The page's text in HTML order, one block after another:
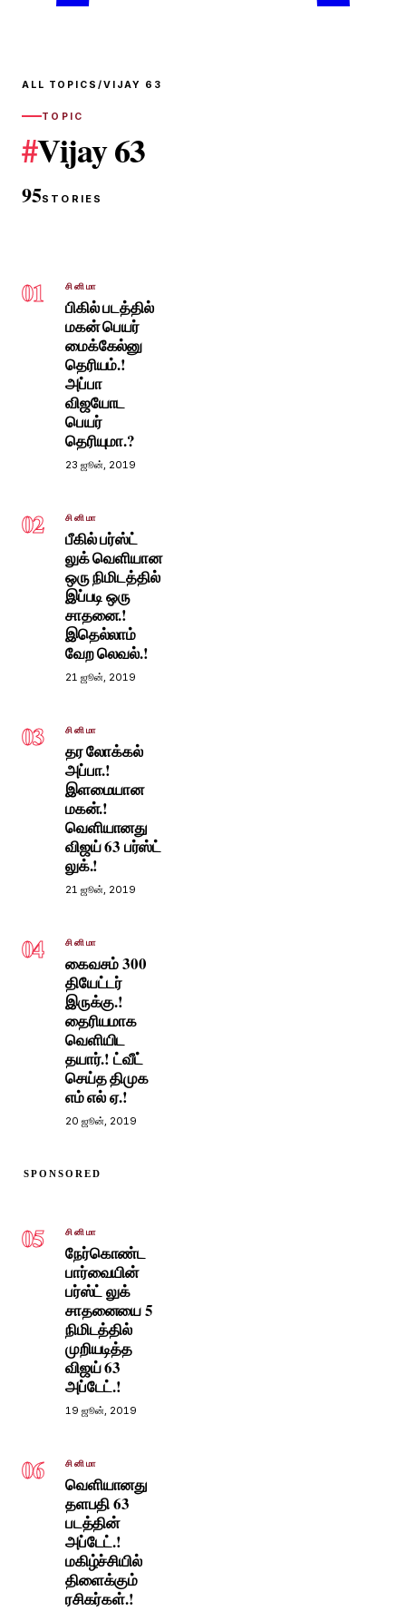
ALL TOPICS /VIJAY 63
TOPIC
#Vijay 63
95STORIES
01 சினிமா
பிகில் படத்தில்
மகன் பெயர்
மைக்கேல்னு
தெரியம்.!
அப்பா
விஜயோட
பெயர்
தெரியுமா.?
23 ஜூன், 2019
02 சினிமா
பீகில் பர்ஸ்ட்
லுக் வெளியான
ஒரு நிமிடத்தில்
இப்படி ஒரு
சாதனை.!
இதெல்லாம்
வேற லெவல்.!
21 ஜூன், 2019
03 சினிமா
தர லோக்கல்
அப்பா.!
இளமையான
மகன்.!
வெளியானது
விஜய் 63 பர்ஸ்ட்
லுக்.!
21 ஜூன், 2019
04 சினிமா
கைவசம் 300
தியேட்டர்
இருக்கு.!
தைரியமாக
வெளியிட
தயார்.! ட்வீட்
செய்த திமுக
எம் எல் ஏ.!
20 ஜூன், 2019
SPONSORED
05 சினிமா
நேர்கொண்ட
பார்வையின்
பர்ஸ்ட் லுக்
சாதனையை 5
நிமிடத்தில்
முறியடித்த
விஜய் 63
அப்டேட்.!
19 ஜூன், 2019
06 சினிமா
வெளியானது
தளபதி 63
படத்தின்
அப்டேட்.!
மகிழ்ச்சியில்
திளைக்கும்
ரசிகர்கள்.!